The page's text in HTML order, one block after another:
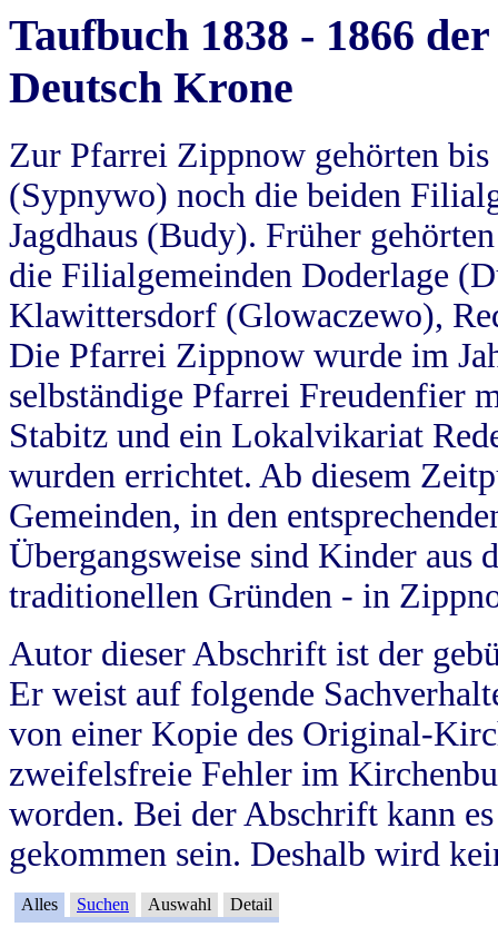
Taufbuch 1838 - 1866
Deutsch Krone
Zur Pfarrei Zippnow gehörten
(Sypnywo) noch die beiden
Jagdhaus (Budy). Früher
die Filialgemeinden Doderlage
Klawittersdorf (Glowaczewo),
Die Pfarrei Zippnow wurde im
selbständige Pfarrei Freudenfier
Stabitz und ein Lokalvikariat
wurden errichtet. Ab diesem
Gemeinden, in den
Übergangsweise sind Kinder aus
traditionellen Gründen - in
Autor dieser Abschrift ist der
Er weist auf folgende
von einer Kopie des Original-
zweifelsfreie Fehler im
worden. Bei der Abschrift kann
gekommen sein. Deshalb wird
Alles Suchen Auswahl Detail